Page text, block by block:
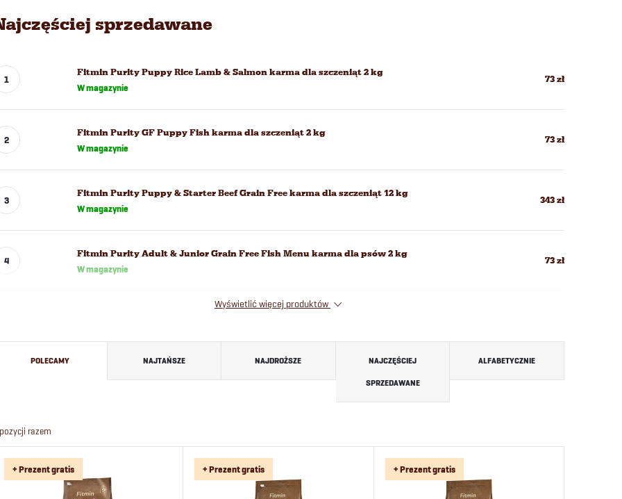
sprzedawane
Fitmin Purity Puppy Rice Lamb & Salmon karma dla szczeniąt 2 kg
W magazynie
73 zł
Fitmin Purity GF Puppy Fish karma dla szczeniąt 2 kg
W magazynie
73 zł
Fitmin Purity Puppy & Starter Beef Grain Free karma dla szczeniąt 12 kg
W magazynie
343 zł
Fitmin Purity Adult & Junior Grain Free Fish Menu karma dla psów 2 kg
W magazynie
73 zł
Wyświetlić więcej produktów
POLECAMY NAJTAŃSZE NAJDROŻSZE NAJCZĘŚCIEJ
SPRZEDAWANE
ALFABETYCZNIE
pozycji razem
L + Prezent gratis + Prezent gratis + Prezent gratis